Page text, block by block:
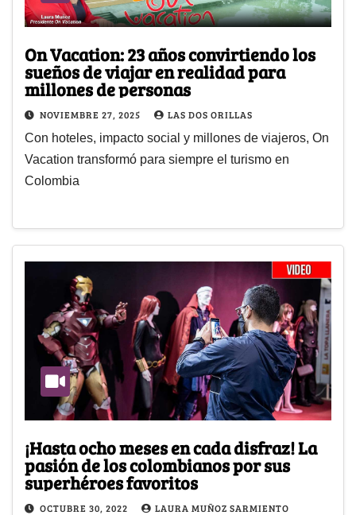
On Vacation: 23 años convirtiendo los
sueños de viajar en realidad para
millones de personas
NOVIEMBRE 27, 2025 LAS DOS ORILLAS
Con hoteles, impacto social y millones de viajeros, On
Vacation transformó para siempre el turismo en
Colombia
¡Hasta ocho meses en cada disfraz! La
pasión de los colombianos por sus
superhéroes favoritos
OCTUBRE 30, 2022 LAURA MUÑOZ SARMIENTO